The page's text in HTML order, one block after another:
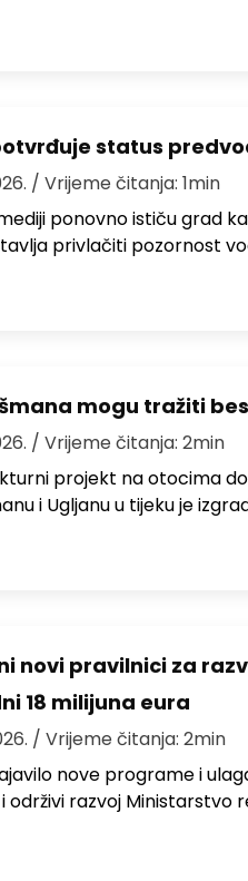
status
/ Vrijeme čitanja: 1min
ponovno ističu grad
privlačiti pozornost
mogu tražiti
/ Vrijeme čitanja: 2min
projekt na otocima
i Ugljanu u tijeku je
novi pravilnici za
18 milijuna eura
/ Vrijeme čitanja: 2min
nove programe i
održivi razvoj Ministarstvo